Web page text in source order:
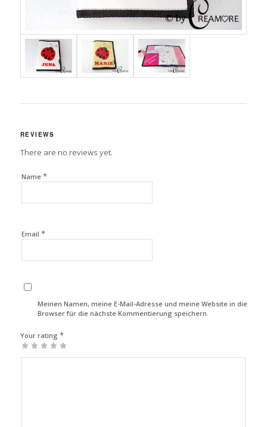
REVIEWS
There are no reviews yet.
Name *
Email *
Meinen Namen, meine E-Mail-Adresse und meine Website in diesem
Browser für die nächste Kommentierung speichern.
Your rating *
1
2
3
4
5